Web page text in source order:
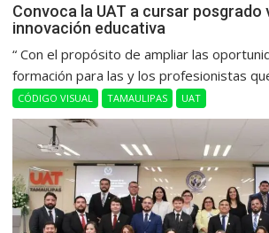
Convoca la UAT a cursar posgrado
innovación educativa
“ Con el propósito de ampliar las
formación para las y los profesionistas
CÓDIGO VISUAL TAMAULIPAS UAT